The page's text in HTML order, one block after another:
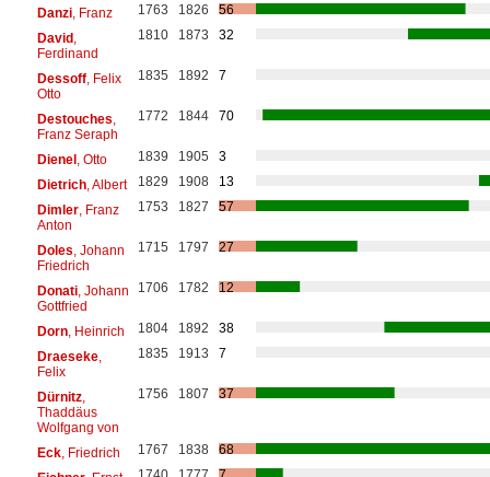
Danzi, Franz 1763 1826
56
David,
Ferdinand
1810 1873 32
Dessoff, Felix
Otto
1835 1892 7
Destouches
Franz Seraph
1772 1844 70
Dienel, Otto 1839 1905
3
Dietrich, Albert 1829 1908
13
Dimler, Franz
Anton
1753 1827 57
Doles , Johann
Friedrich
1715 1797 27
Donati, Johann
Gottfried
1706 1782 12
Dorn, Heinrich 1804 1892
38
Draeseke,
Felix
1835 1913 7
Dürnitz,
Thaddäus
Wolfgang von
1756 1807 37
Eck, Friedrich 1767 1838
68